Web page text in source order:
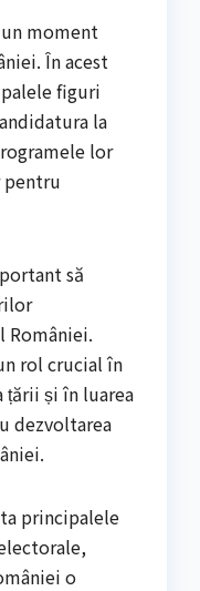
moment
În acest
figuri
la
lor
să
rol crucial în
și în luarea
dezvoltarea
principalele
o